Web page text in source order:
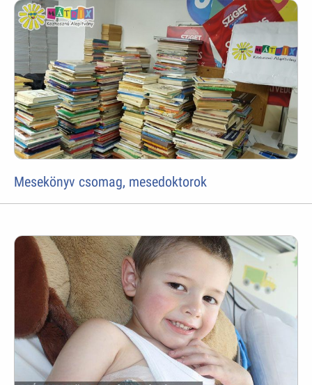
Mesekönyv csomag, mesedoktorok